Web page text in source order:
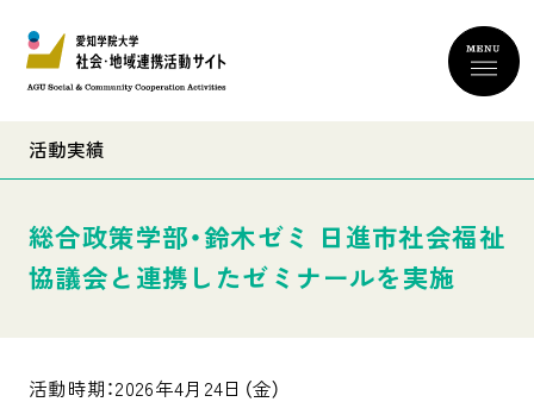
活動実績
総合政策学部・鈴木ゼミ 日進市社会福祉
協議会と連携したゼミナールを実施
活動時期：2026年4月24日（金）